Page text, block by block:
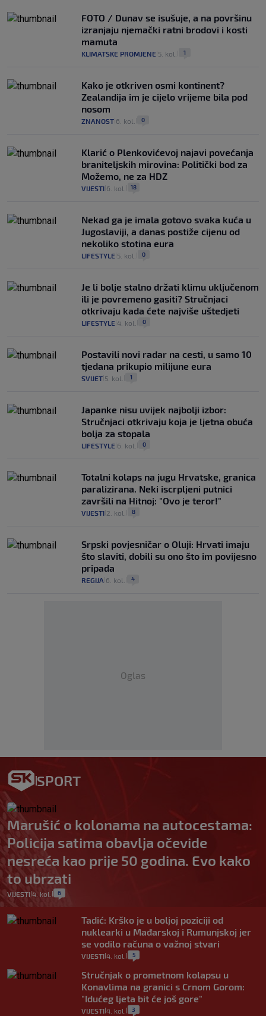
FOTO / Dunav se isušuje, a na površinu
izranjaju njemački ratni brodovi i kosti
mamuta
KLIMATSKE PROMJENE 5. kol. 1
Kako je otkriven osmi kontinent?
Zealandija im je cijelo vrijeme bila pod
nosom
ZNANOST 6. kol. 0
Klarić o Plenkovićevoj najavi povećanja
braniteljskih mirovina: Politički bod za
Možemo, ne za HDZ
VIJESTI 6. kol. 18
Nekad ga je imala gotovo svaka kuća u
Jugoslaviji, a danas postiže cijenu od
nekoliko stotina eura
LIFESTYLE 5. kol. 0
Je li bolje stalno držati klimu uključenom
ili je povremeno gasiti? Stručnjaci
otkrivaju kada ćete najviše uštedjeti
LIFESTYLE 4. kol. 0
Postavili novi radar na cesti, u samo 10
tjedana prikupio milijune eura
SVIJET 5. kol. 1
Japanke nisu uvijek najbolji izbor:
Stručnjaci otkrivaju koja je ljetna obuća
bolja za stopala
LIFESTYLE 6. kol. 0
Totalni kolaps na jugu Hrvatske, granica
paralizirana. Neki iscrpljeni putnici
završili na Hitnoj: "Ovo je teror!"
VIJESTI 2. kol. 8
Srpski povjesničar o Oluji: Hrvati imaju
što slaviti, dobili su ono što im povijesno
pripada
REGIJA 6. kol. 4
Oglas
SPORT
Marušić o kolonama na autocestama:
Policija satima obavlja očevide
nesreća kao prije 50 godina. Evo kako
to ubrzati
VIJESTI 4. kol. 6
Tadić: Krško je u boljoj poziciji od
nuklearki u Mađarskoj i Rumunjskoj jer
se vodilo računa o važnoj stvari
VIJESTI 4. kol. 5
Stručnjak o prometnom kolapsu u
Konavlima na granici s Crnom Gorom:
"Idućeg ljeta bit će još gore"
VIJESTI 4. kol. 3